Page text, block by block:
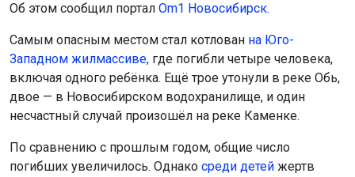
Об этом сообщил портал Om1 Новосибирск.
Самым опасным местом стал котлован на Юго-
Западном жилмассиве, где погибли четыре человека,
включая одного ребёнка. Ещё трое утонули в реке Обь,
двое — в Новосибирском водохранилище, и один
несчастный случай произошёл на реке Каменке.
По сравнению с прошлым годом, общие число
погибших увеличилось. Однако среди детей жертв